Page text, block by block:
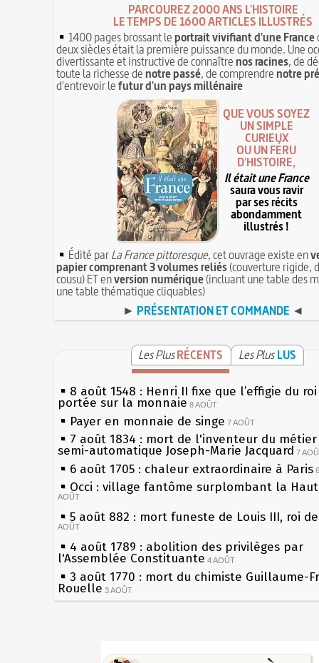
PARCOUREZ 2000 ANS L'HISTOIRE
LE TEMPS DE 1600 ARTICLES ILLUSTRÉS
1400 pages brossant leportrait vivifiant d'une France
deux siècles était la première puissance du monde. Une
divertissante et instructive de connaîtrenos racines, de
toute la richesse denotre passé, de comprendrenotre
d'entrevoir lefutur d'un pays millénaire
QUE VOUS SOYEZ
UN SIMPLE
CURIEUX
OU UN FÉRU
D'HISTOIRE,
Il était une France
saura vous ravir
par ses récits
abondamment
illustrés !
Édité parLa France pittoresque, cet ouvrage existe en
papier comprenant 3 volumes reliés(couverture rigide,
cousu) ET enversion numérique(incluant une table des
une table thématique cliquables)
► PRÉSENTATION ET COMMANDE ◄
Les PlusRÉCENTS Les Plus LUS
8 août 1548 : Henri II fixe que l’effigie du
portée sur la monnaie 8 AOÛT
Payer en monnaie de singe 7 AOÛT
7 août 1834 : mort de l'inventeur du
semi-automatique Joseph-Marie Jacquard 7
6 août 1705 : chaleur extraordinaire à Paris
Occi : village fantôme surplombant la
AOÛT
5 août 882 : mort funeste de Louis III, roi
AOÛT
4 août 1789 : abolition des privilèges par
l'Assemblée Constituante 4 AOÛT
3 août 1770 : mort du chimiste Guillaume-
Rouelle 3 AOÛT
Musée Jean de La Fontaine : réouverture
les siècles